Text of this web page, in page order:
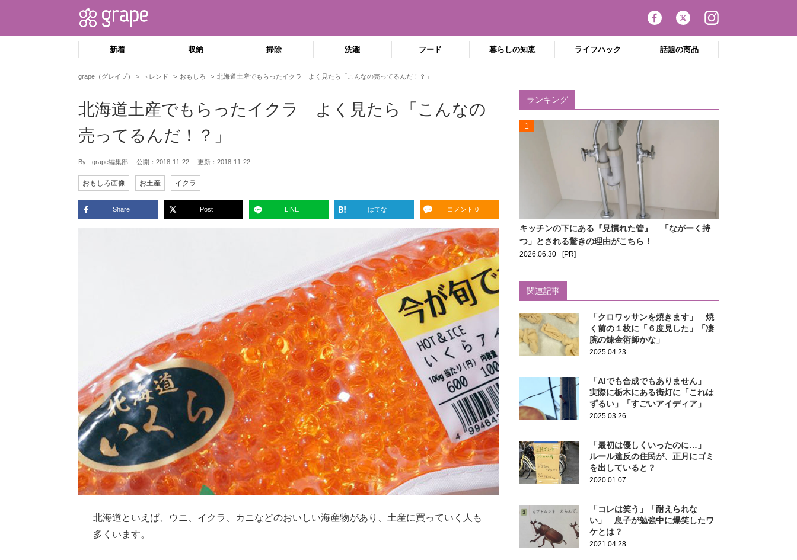
新着 収納 掃除 洗濯 フード 暮らしの知恵 ライフハック 話題の商品
grape（グレイプ） トレンド おもしろ 北海道土産でもらったイクラ よく見たら「こんなの売ってるんだ！？」
北海道土産でもらったイクラ よく見たら「こんなの
売ってるんだ！？」
By - grape編集部 公開： 2018-11-22 更新： 2018-11-22
おもしろ画像 お土産 イクラ
Share Post LINE はてな コメント 0
北海道といえば、ウニ、イクラ、カニなどのおいしい海産物があり、土産に買っていく人も
多くいます。
ランキング
1
キッチンの下にある『見慣れた管』 「ながーく持
つ」とされる驚きの理由がこちら！
2026.06.30 [PR]
関連記事
「クロワッサンを焼きます」 焼
く前の１枚に「６度見した」「凄
腕の錬金術師かな」
2025.04.23
「AIでも合成でもありません」
実際に栃木にある街灯に「これは
ずるい」「すごいアイディア」
2025.03.26
「最初は優しくいったのに…」
ルール違反の住民が、正月にゴミ
を出していると？
2020.01.07
「コレは笑う」「耐えられな
い」 息子が勉強中に爆笑したワ
ケとは？
2021.04.28